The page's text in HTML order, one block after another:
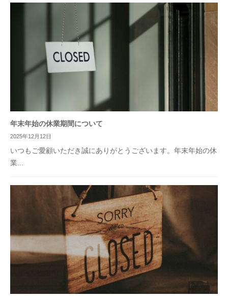
年末年始の休業期間について
2025年12月12日
いつもご愛顧いただき誠にありがとうございます。年末年始の休
業...